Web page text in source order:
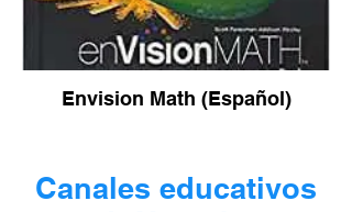
Envision Math (Español)
Canales educativos